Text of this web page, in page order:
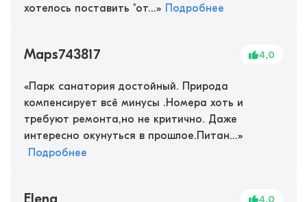
хотелось поставить "от...» Подробнее
Maps743817 4,0
«Парк санатория достойный. Природа
компенсирует всё минусы .Номера хоть и
требуют ремонта,но не критично. Даже
интересно окунуться в прошлое.Питан...»
Подробнее
4,0